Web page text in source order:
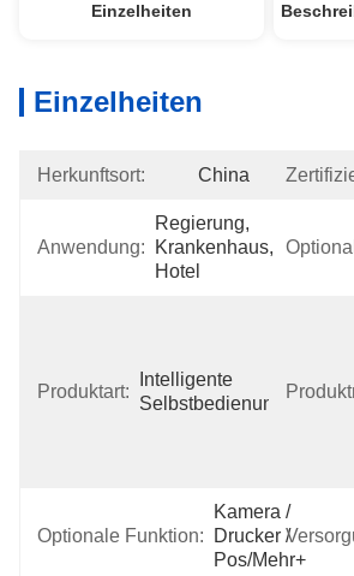
Einzelheiten
Einzelheiten
Herkunftsort: China
Anwendung:
Regierung,
Krankenhaus,
Hotel
Produktart:
Intelligente
Selbstbedienungsgeräte
Optionale Funktion:
Kamera /
Drucker /
Pos/Mehr+